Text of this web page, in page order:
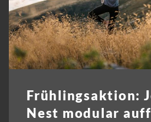
Frühlingsaktion:
Nest modular